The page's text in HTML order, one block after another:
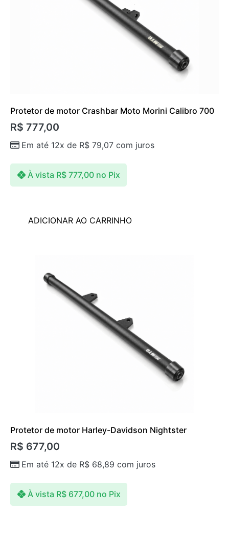
Protetor de motor Crashbar Moto Morini Calibro 700
R$ 777,00
Em até 12x de R$ 79,07 com juros
À vista R$777,00 no Pix
ADICIONAR AO CARRINHO
Protetor de motor Harley-Davidson Nightster
R$ 677,00
Em até 12x de R$ 68,89 com juros
À vista R$677,00 no Pix